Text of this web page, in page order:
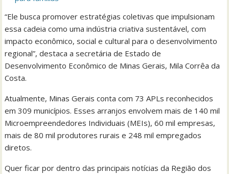
“Ele busca promover estratégias coletivas que impulsionam
essa cadeia como uma indústria criativa sustentável, com
impacto econômico, social e cultural para o desenvolvimento
regional”, destaca a secretária de Estado de
Desenvolvimento Econômico de Minas Gerais, Mila Corrêa da
Costa.
Atualmente, Minas Gerais conta com 73 APLs reconhecidos
em 309 municípios. Esses arranjos envolvem mais de 140 mil
Microempreendedores Individuais (MEIs), 60 mil empresas,
mais de 80 mil produtores rurais e 248 mil empregados
diretos.
Quer ficar por dentro das principais notícias da Região dos